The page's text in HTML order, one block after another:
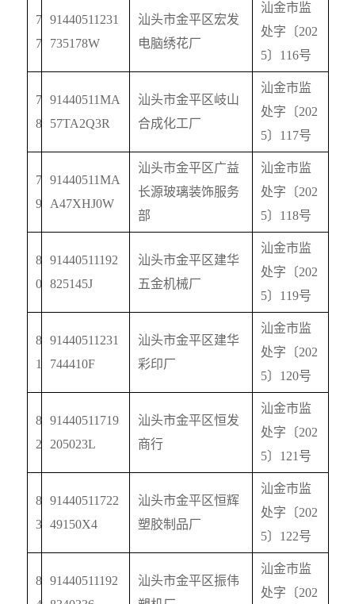
7
7
91440511231
735178W
汕头市金平区宏发
电脑绣花厂
汕金市监
处字〔202
5〕 116号
7
8
91440511MA
57TA2Q3R
汕头市金平区岐山
合成化工厂
汕金市监
处字〔202
5〕 117号
7
9
91440511MA
A47XHJ0W
汕头市金平区广益
长源玻璃装饰服务
部
汕金市监
处字〔202
5〕 118号
8
0
91440511192
825145J
汕头市金平区建华
五金机械厂
汕金市监
处字〔202
5〕 119号
8
1
91440511231
744410F
汕头市金平区建华
彩印厂
汕金市监
处字〔202
5〕 120号
8
2
91440511719
205023L
汕头市金平区恒发
商行
汕金市监
处字〔202
5〕 121 号
8
3
91440511722
49150X4
汕头市金平区恒辉
塑胶制品厂
汕金市监
处字〔202
5〕 122号
8
91440511192
汕头市金平区振伟
汕金市监
处字〔202